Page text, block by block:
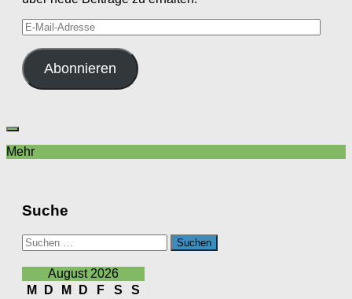
E-
Mail-
Adresse
Abonnieren
Mehr
Suche
Suchen
nach:
August 2026
M
D M D F S
S